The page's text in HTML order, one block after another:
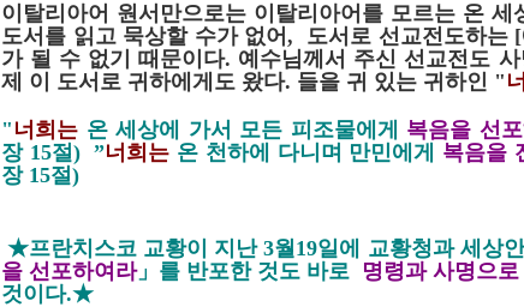
이탈리아어 원서만으로는 이탈리아어를 모르는 온 세
도서를 읽고 묵상할 수가 없어, 도서로 선교전도하는
가 될 수 없기 때문이다. 예수님께서 주신 선교전도
제 이 도서로 귀하에게도 왔다. 들을 귀 있는 귀하인 "
" 너희는 온 세상에 가서 모든 피조물에게 복음을 선
장 15절) ”너희는 온 천하에 다니며 만민에게 복음을
장 15절)
★프란치스코 교황이 지난 3월19일에 교황청과 세상
을 선포하여라」를 반포한 것도 바로 명령과 사명으로
것이다.★